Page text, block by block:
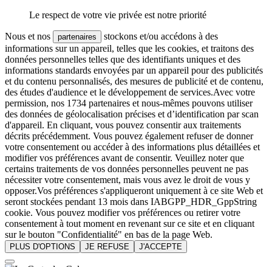
Le respect de votre vie privée est notre priorité
Nous et nos partenaires
stockons et/ou accédons à des
informations sur un appareil, telles que les cookies, et traitons des
données personnelles telles que des identifiants uniques et des
informations standards envoyées par un appareil pour des publicités
et du contenu personnalisés, des mesures de publicité et de contenu,
des études d'audience et le développement de services.Avec votre
permission, nos 1734 partenaires et nous-mêmes pouvons utiliser
des données de géolocalisation précises et d’identification par scan
d'appareil. En cliquant, vous pouvez consentir aux traitements
décrits précédemment. Vous pouvez également refuser de donner
votre consentement ou accéder à des informations plus détaillées et
modifier vos préférences avant de consentir. Veuillez noter que
certains traitements de vos données personnelles peuvent ne pas
nécessiter votre consentement, mais vous avez le droit de vous y
opposer.Vos préférences s'appliqueront uniquement à ce site Web et
seront stockées pendant 13 mois dans IABGPP_HDR_GppString
cookie. Vous pouvez modifier vos préférences ou retirer votre
consentement à tout moment en revenant sur ce site et en cliquant
sur le bouton "Confidentialité" en bas de la page Web.
PLUS D'OPTIONS JE REFUSE J'ACCEPTE